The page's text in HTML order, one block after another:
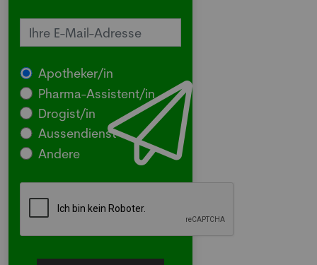
Apotheker/in
Pharma-Assistent/in
Drogist/in
Aussendienst
Andere